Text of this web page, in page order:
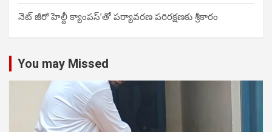
నెట్ జీరో హెల్దీ క్యాంపస్’తో పర్యావరణ పరిరక్షణకు శ్రీకారం
You may Missed